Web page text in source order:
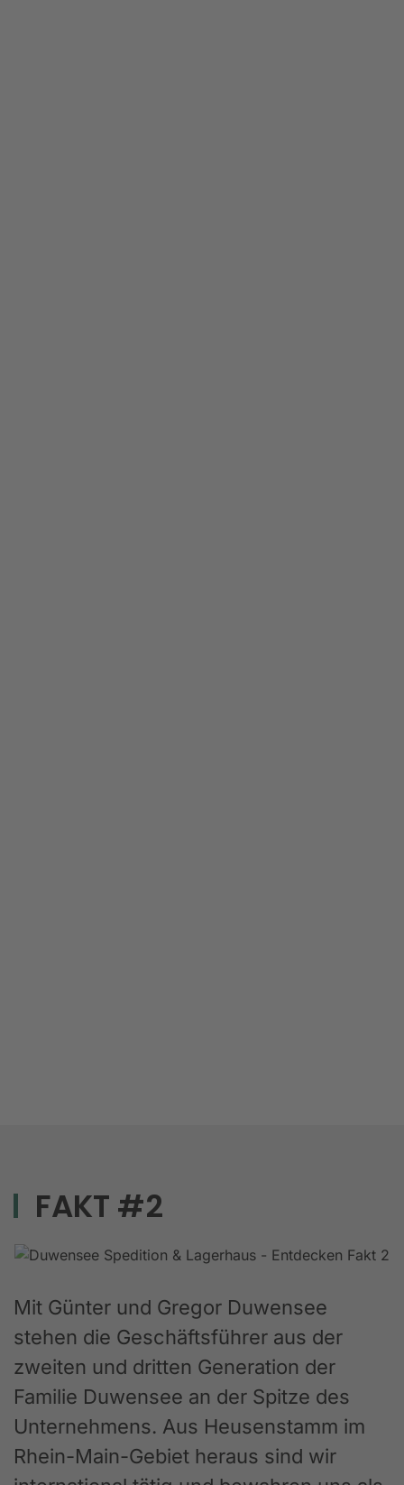
FAKT #2
Mit Günter und Gregor Duwensee
stehen die Geschäftsführer aus der
zweiten und dritten Generation der
Familie Duwensee an der Spitze des
Unternehmens. Aus Heusenstamm im
Rhein-Main-Gebiet heraus sind wir